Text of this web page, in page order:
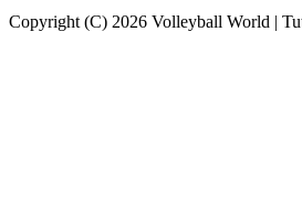
Copyright (C) 2026 Volleyball World |